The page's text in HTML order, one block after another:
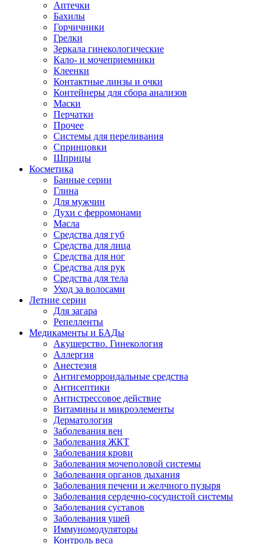
Аптечки
Бахилы
Горчичники
Грелки
Зеркала гинекологические
Кало- и мочеприемники
Клеенки
Контактные линзы и очки
Контейнеры для сбора анализов
Маски
Перчатки
Прочее
Системы для переливания
Спринцовки
Шприцы
Косметика
Банные серии
Глина
Для мужчин
Духи с ферромонами
Масла
Средства для губ
Средства для лица
Средства для ног
Средства для рук
Средства для тела
Уход за волосами
Летние серии
Для загара
Репелленты
Медикаменты и БАДы
Акушерство. Гинекология
Аллергия
Анестезия
Антигеморроидальные средства
Антисептики
Антистрессовое действие
Витамины и микроэлементы
Дерматология
Заболевания вен
Заболевания ЖКТ
Заболевания крови
Заболевания мочеполовой системы
Заболевания органов дыхания
Заболевания печени и желчного пузыря
Заболевания сердечно-сосудистой системы
Заболевания суставов
Заболевания ушей
Иммуномодуляторы
Контроль веса